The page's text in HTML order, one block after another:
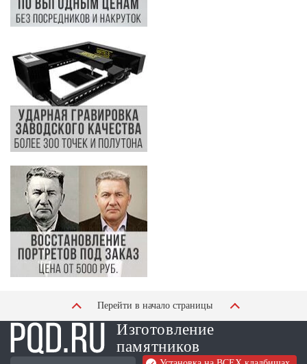
Перейти в начало страницы
Изготовление
памятников